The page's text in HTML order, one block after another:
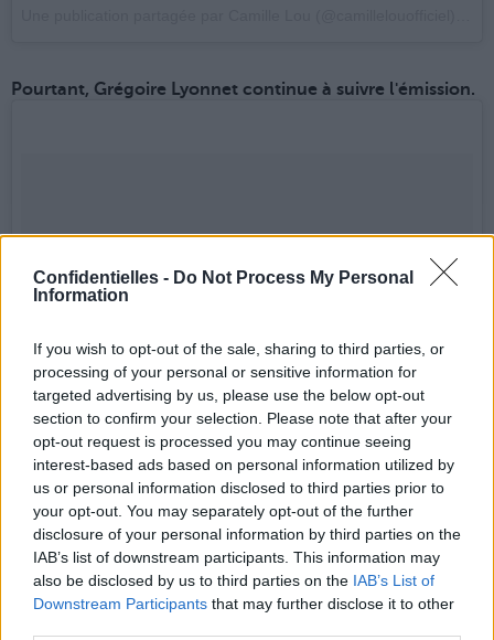
Confidentielles - Do Not Process My Personal
Information
If you wish to opt-out of the sale, sharing to third parties, or
processing of your personal or sensitive information for
targeted advertising by us, please use the below opt-out
section to confirm your selection. Please note that after your
opt-out request is processed you may continue seeing
interest-based ads based on personal information utilized by
us or personal information disclosed to third parties prior to
your opt-out. You may separately opt-out of the further
disclosure of your personal information by third parties on the
IAB’s list of downstream participants. This information may
also be disclosed by us to third parties on the IAB’s List of
Downstream Participants that may further disclose it to other
Pourtant, Grégoire Lyonnet continue à suivre l'émission.
Ce samedi c’est le 1er prime de la saison 8 de dals!!!! Avez
vous déjà un duo favori? Perso je languis de voir un peu
comment nos candidats vont se débrouiller cette année!!!
Comme vous le savez je ne danserai pas sur cette saison,
mais je vous donnerai mes impressions chaque semaine dans
telestar le magazine!!! J’espère vous faire découvrir quelques
détails qui vous auraient échappés!!! 😋 #dals #dals8 #telestar
Une publication partagée par Grégoire Lyonnet (@gregoirelyonnet) le